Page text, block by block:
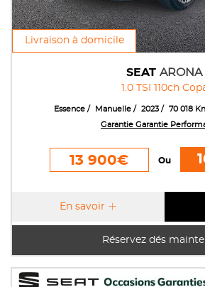
Livraison à domicile
SEAT ARONA
1.0 TSI 110ch
Essence Manuelle 2023 70 018
Garantie Garantie
13 900€ Ou
Réservez dés
En savoir